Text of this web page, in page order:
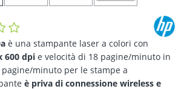
è una stampante laser a colori con
600 dpi e velocità di 18 pagine/minuto in
minuto per le stampe a
è priva di connessione wireless e